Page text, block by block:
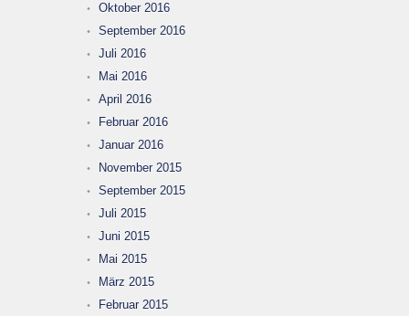
Oktober 2016
September 2016
Juli 2016
Mai 2016
April 2016
Februar 2016
Januar 2016
November 2015
September 2015
Juli 2015
Juni 2015
Mai 2015
März 2015
Februar 2015